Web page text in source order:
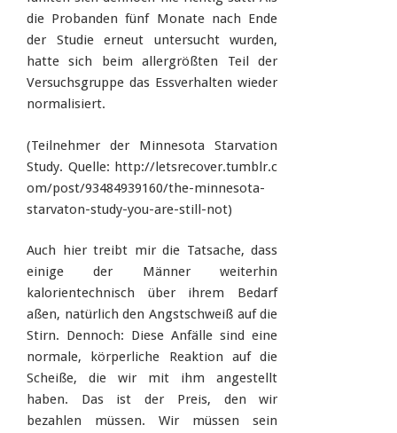
die Probanden fünf Monate nach Ende
der Studie erneut untersucht wurden,
hatte sich beim allergrößten Teil der
Versuchsgruppe das Essverhalten wieder
normalisiert.
(Teilnehmer der Minnesota Starvation
Study. Quelle: http://letsrecover.tumblr.c
om/post/93484939160/the-minnesota-
starvaton-study-you-are-still-not)
Auch hier treibt mir die Tatsache, dass
einige der Männer weiterhin
kalorientechnisch über ihrem Bedarf
aßen, natürlich den Angstschweiß auf die
Stirn. Dennoch: Diese Anfälle sind eine
normale, körperliche Reaktion auf die
Scheiße, die wir mit ihm angestellt
haben. Das ist der Preis, den wir
bezahlen müssen. Wir müssen sein